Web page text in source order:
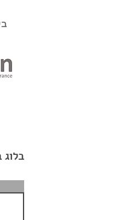
בלוג